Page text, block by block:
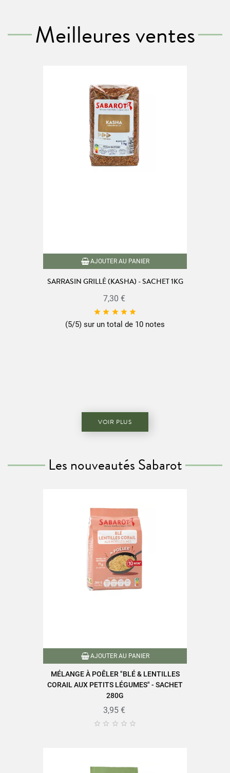
Meilleures ventes
AJOUTER AU PANIER
SARRASIN GRILLÉ (KASHA) - SACHET 1KG
7,30 €
    
(5/5) sur un total de 10 notes
VOIR PLUS
Les nouveautés Sabarot
AJOUTER AU PANIER
MÉLANGE À POÊLER "BLÉ & LENTILLES
CORAIL AUX PETITS LÉGUMES" - SACHET
280G
3,95 €
    